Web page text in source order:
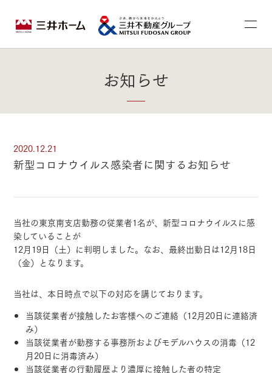
お知らせ
2020.12.21
新型コロナウイルス感染者に関するお知らせ
当社の東京南支店勤務の従業者1名が、新型コロナウイルスに感
染していることが
12月19日（土）に判明しました。なお、最終出勤日は12月18日
（金）となります。
当社は、本日時点で以下の対応を講じております。
当該従業者が接触したお客様へのご連絡（12月20日に連絡済
み）
当該従業者が勤務する事務所およびモデルハウスの消毒（12
月20日に消毒済み）
当該従業者の行動履歴より濃厚に接触した者の特定